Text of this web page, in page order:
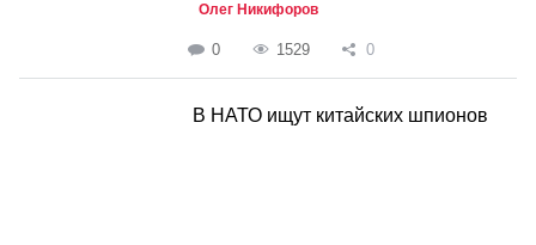
Олег Никифоров
0 1529 0
В НАТО ищут китайских шпионов